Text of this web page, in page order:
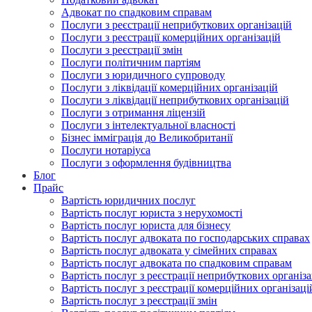
Адвокат по спадковим справам
Послуги з реєстрації неприбуткових організацій
Послуги з реєстрації комерційних організацій
Послуги з реєстрації змін
Послуги політичним партіям
Послуги з юридичного супроводу
Послуги з ліквідації комерційних організацій
Послуги з ліквідації неприбуткових організацій
Послуги з отримання ліцензій
Послуги з інтелектуальної власності
Бізнес імміграція до Великобританії
Послуги нотаріуса
Послуги з оформлення будівництва
Блог
Прайс
Вартість юридичних послуг
Вартість послуг юриста з нерухомості
Вартість послуг юриста для бізнесу
Вартість послуг адвоката по господарських справах
Вартість послуг адвоката у сімейних справах
Вартість послуг адвоката по спадковим справам
Вартість послуг з реєстрації неприбуткових
Вартість послуг з реєстрації комерційних
Вартість послуг з реєстрації змін